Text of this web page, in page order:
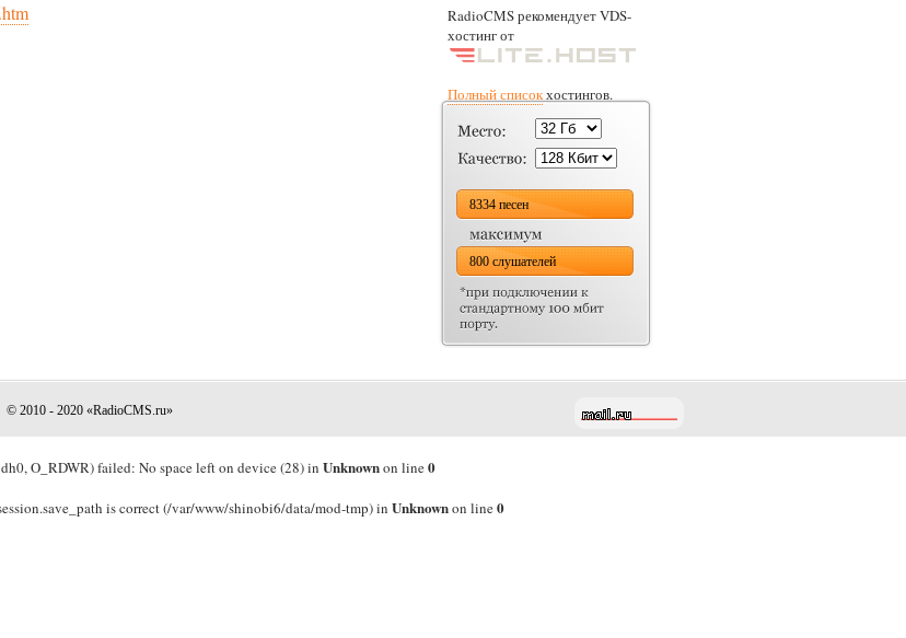
RadioCMS рекомендует VDS-
хостинг от
Полный списокхостингов.
8334 песен
800 слушателей
© 2010 - 2020 «RadioCMS.ru»
O_RDWR) failed: No space left on device (28) in Unknownon line0
is correct (/var/www/shinobi6/data/mod-tmp) in Unknownon line0